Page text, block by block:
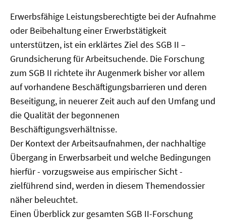
Erwerbsfähige Leistungsberechtigte bei der Aufnahme
oder Beibehaltung einer Erwerbstätigkeit
unterstützen, ist ein erklärtes Ziel des SGB II –
Grundsicherung für Arbeitsuchende. Die Forschung
zum SGB II richtete ihr Augenmerk bisher vor allem
auf vorhandene Beschäftigungsbarrieren und deren
Beseitigung, in neuerer Zeit auch auf den Umfang und
die Qualität der begonnenen
Beschäftigungsverhältnisse.
Der Kontext der Arbeitsaufnahmen, der nachhaltige
Übergang in Erwerbsarbeit und welche Bedingungen
hierfür - vorzugsweise aus empirischer Sicht -
zielführend sind, werden in diesem Themendossier
näher beleuchtet.
Einen Überblick zur gesamten SGB II-Forschung